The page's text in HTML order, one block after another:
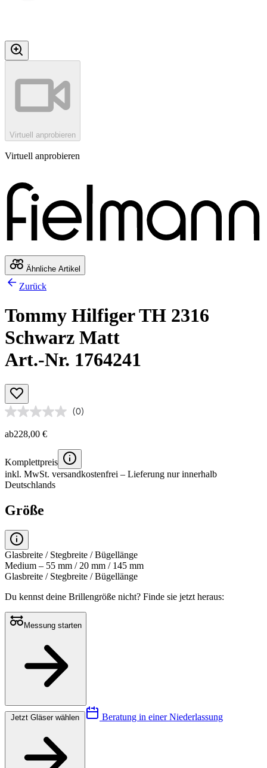
Virtuell anprobieren
Virtuell anprobieren
Ähnliche Artikel
Zurück
Tommy Hilfiger TH 2316
Schwarz Matt
Art.-Nr. 1764241
(0)
ab228,00 €
Komplettpreis
inkl. MwSt. versandkostenfrei – Lieferung nur innerhalb
Deutschlands
Größe
Glasbreite / Stegbreite / Bügellänge
Medium – 55 mm / 20 mm / 145 mm
Glasbreite / Stegbreite / Bügellänge
Du kennst deine Brillengröße nicht? Finde sie jetzt heraus:
Messung starten
Beratung in einer Niederlassung